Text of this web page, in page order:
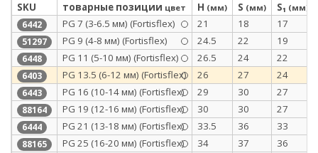
SKU товарные позиции цвет H (мм) S (мм) S₁ (мм)
6442 PG 7 (3-6.5 мм) (Fortisflex) 21 18 17
51297 PG 9 (4-8 мм) (Fortisflex) 24.5 22 19
6448 PG 11 (5-10 мм) (Fortisflex) 26.5 24 22
6403 PG 13.5 (6-12 мм) (Fortisflex) 26 27 24
6443 PG 16 (10-14 мм) (Fortisflex) 29 30 27
88164 PG 19 (12-16 мм) (Fortisflex) 30 30 27
6444 PG 21 (13-18 мм) (Fortisflex) 33.5 36 33
88165 PG 25 (16-20 мм) (Fortisflex) 34 37 36